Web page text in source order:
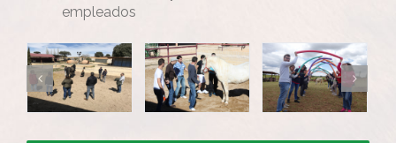
empleados